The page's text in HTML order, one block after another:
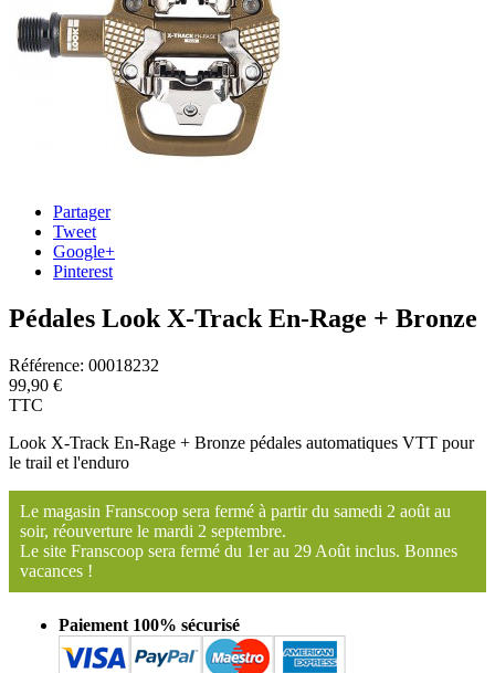
Partager
Tweet
Google+
Pinterest
Pédales Look X-Track En-Rage + Bronze
Référence: 00018232
99,90 €
TTC
Look X-Track En-Rage + Bronze pédales automatiques VTT pour
le trail et l'enduro
Le magasin Franscoop sera fermé à partir du samedi 2 août au
soir, réouverture le mardi 2 septembre.
Le site Franscoop sera fermé du 1er au 29 Août inclus. Bonnes
vacances !
Paiement 100% sécurisé